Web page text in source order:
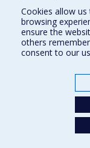
Liens utiles
Plan du site
Accessibilité
Donner à la Faculté de
Cookies allow
browsing
ensure the
others
consent to our